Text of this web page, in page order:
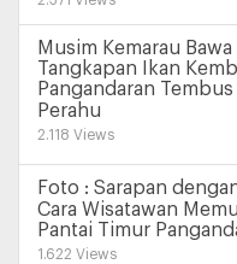
Musim Kemarau
Tangkapan Ikan
Pangandaran
Perahu
2.118 Views
Foto : Sarapan
Cara Wisatawan
Pantai Timur
1.622 Views